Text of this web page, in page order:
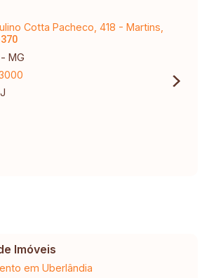
Cotta Pacheco, 418 - Martins,
MG
Imóveis
em Uberlândia